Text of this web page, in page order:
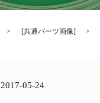
[共通パーツ画像]
2017-05-24